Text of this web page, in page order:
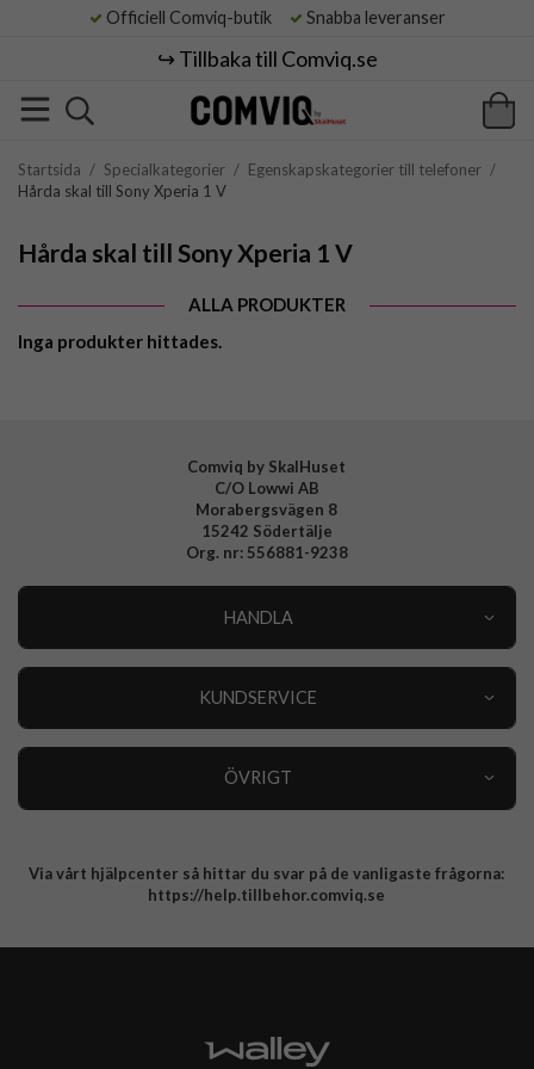
Officiell Comviq-butik Snabba leveranser
↪️ Tillbaka till Comviq.se
Startsida / Specialkategorier / Egenskapskategorier till telefoner /
Hårda skal till Sony Xperia 1 V
Hårda skal till Sony Xperia 1 V
ALLA PRODUKTER
Inga produkter hittades.
Comviq by SkalHuset
C/O Lowwi AB
Morabergsvägen 8
15242 Södertälje
Org. nr: 556881-9238
HANDLA
KUNDSERVICE
ÖVRIGT
Integritetspolicy
Via vårt hjälpcenter så hittar du svar på de vanligaste frågorna:
https://help.tillbehor.comviq.se